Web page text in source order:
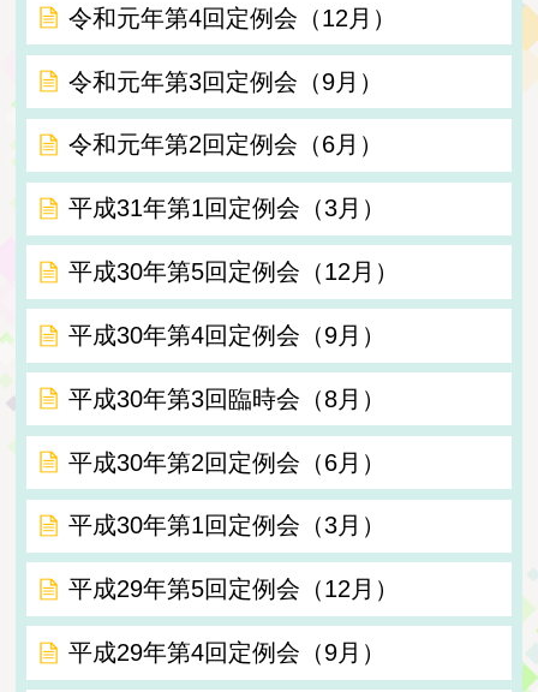
令和元年第4回定例会（12月）
令和元年第3回定例会（9月）
令和元年第2回定例会（6月）
平成31年第1回定例会（3月）
平成30年第5回定例会（12月）
平成30年第4回定例会（9月）
平成30年第3回臨時会（8月）
平成30年第2回定例会（6月）
平成30年第1回定例会（3月）
平成29年第5回定例会（12月）
平成29年第4回定例会（9月）